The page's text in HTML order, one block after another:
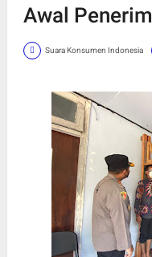
Awal
Suara Konsumen Indonesia